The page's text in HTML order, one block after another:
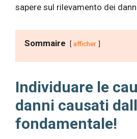
sapere sul rilevamento dei
Sommaire afficher
Individuare le
danni causati
fondamentale!